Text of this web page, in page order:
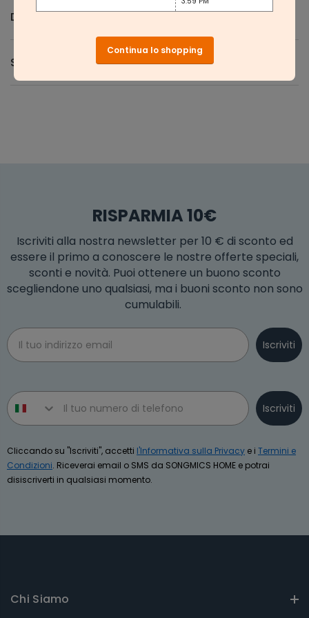
Domande e Risposte
Spedizione e Resi
RISPARMIA 10€
Iscriviti alla nostra newsletter per 10 € di sconto ed
essere il primo a conoscere le nostre offerte speciali,
sconti e novità. Puoi ottenere un buono sconto
scegliendone uno qualsiasi, ma i buoni sconto non sono
cumulabili.
Email
Iscriviti
Phone number
Iscriviti
Cliccando su "Iscriviti", accetti l'Informativa sulla Privacy e i Termini e
Condizioni. Riceverai email o SMS da SONGMICS HOME e potrai
disiscriverti in qualsiasi momento.
Chi Siamo
Continua lo shopping